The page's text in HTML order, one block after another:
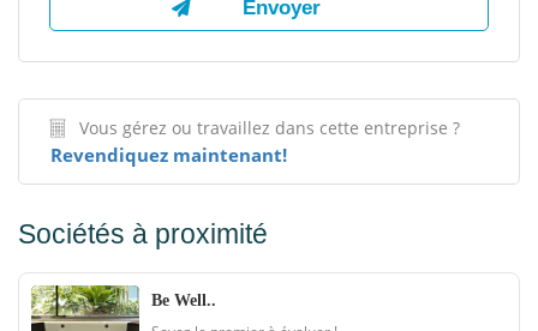
Vous gérez ou travaillez dans cette entreprise ?
Revendiquez maintenant!
Sociétés à proximité
Be Well..